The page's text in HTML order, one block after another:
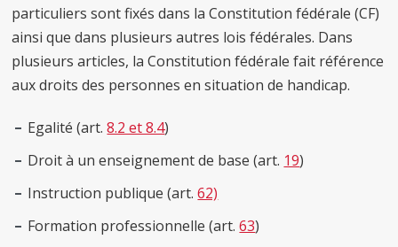
particuliers sont fixés dans la Constitution fédérale (CF)
ainsi que dans plusieurs autres lois fédérales. Dans
plusieurs articles, la Constitution fédérale fait référence
aux droits des personnes en situation de handicap.
Egalité (art.8.2 et 8.4)
Droit à un enseignement de base (art. 19)
Instruction publique (art.62)
Formation professionnelle (art.63)